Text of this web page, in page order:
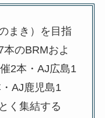
まき）を目指
のBRMおよ
2本・AJ広島1
AJ鹿児島1
く集結する